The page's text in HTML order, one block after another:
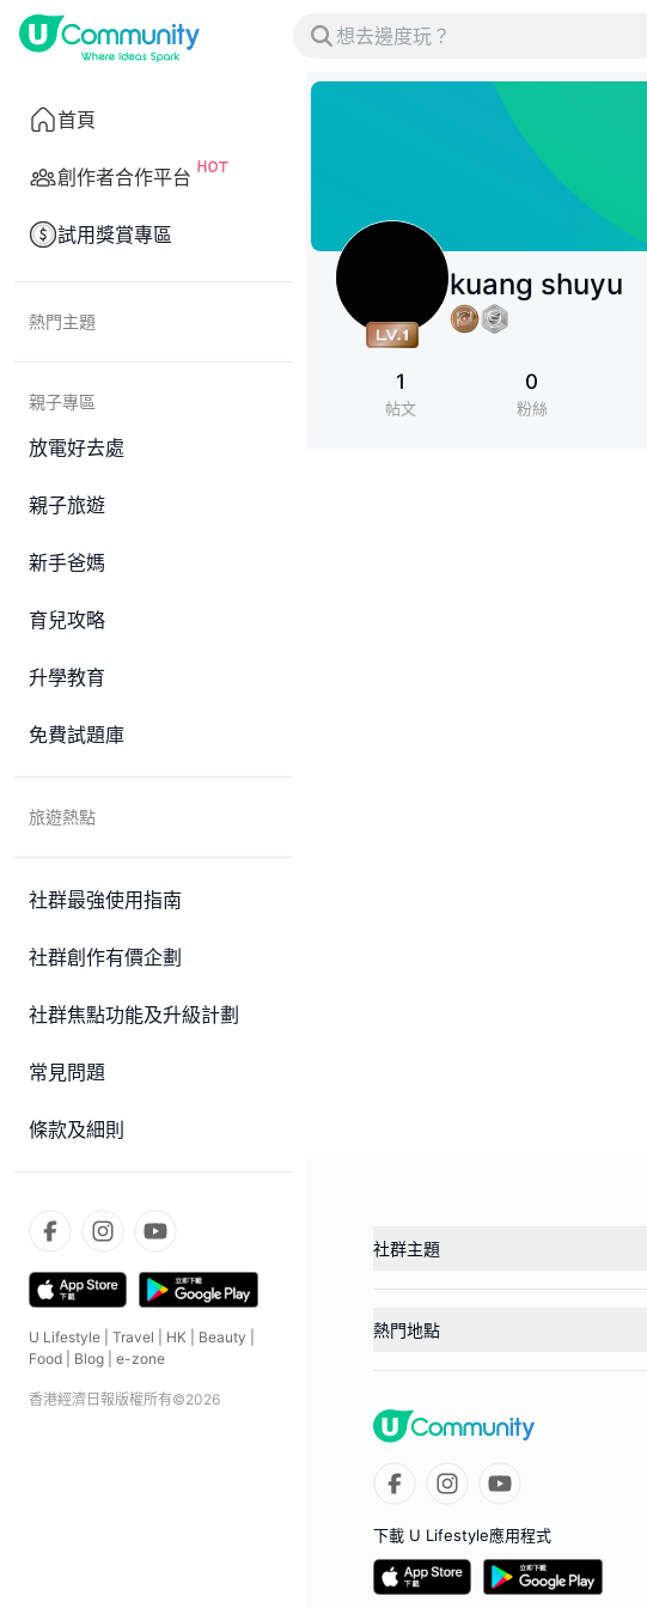
首頁
創作者合作平台
試用獎賞專區
熱門主題
親子專區
放電好去處
親子旅遊
新手爸媽
育兒攻略
升學教育
免費試題庫
旅遊熱點
社群最強使用指南
社群創作有價企劃
社群焦點功能及升級計劃
常見問題
條款及細則
U Lifestyle Travel HK Beauty
Food
Blog e-zone
香港經濟日報版權所有©2026
kuang shuyu
1
帖文
0
粉絲
社群主題
熱門地點
下載 U Lifestyle應用程式